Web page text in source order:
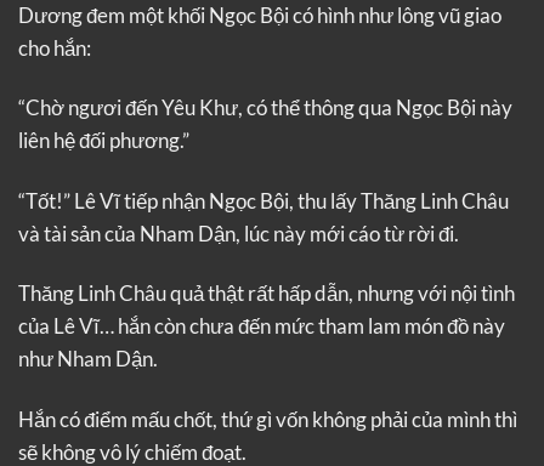
Dương đem một khối Ngọc Bội có hình như lông vũ giao
cho hắn:
“Chờ ngươi đến Yêu Khư, có thể thông qua Ngọc Bội này
liên hệ đối phương.”
“Tốt!” Lê Vĩ tiếp nhận Ngọc Bội, thu lấy Thăng Linh Châu
và tài sản của Nham Dận, lúc này mới cáo từ rời đi.
Thăng Linh Châu quả thật rất hấp dẫn, nhưng với nội tình
của Lê Vĩ… hắn còn chưa đến mức tham lam món đồ này
như Nham Dận.
Hắn có điểm mấu chốt, thứ gì vốn không phải của mình thì
sẽ không vô lý chiếm đoạt.